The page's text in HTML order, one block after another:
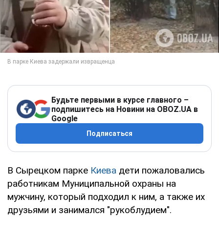
Будьте первыми в курсе главного –
подпишитесь на Новини на OBOZ.UA в
Google
Подписаться
В Сырецком парке Киева дети пожаловались
работникам Муниципальной охраны на
мужчину, который подходил к ним, а также их
друзьями и занимался "рукоблудием".